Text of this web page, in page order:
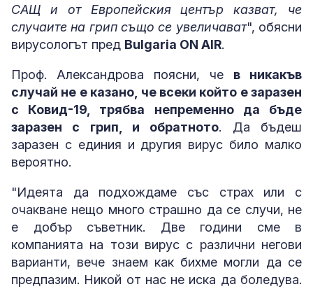
САЩ и от Европейския център казват, че
случаите на грип също се увеличават", обясни
вирусологът пред Bulgaria ON AIR.
Проф. Александрова поясни, че в никакъв
случай не е казано, че всеки който е заразен
с Ковид-19, трябва непременно да бъде
заразен с грип, и обратното. Да бъдеш
заразен с единия и другия вирус било малко
вероятно.
"Идеята да подхождаме със страх или с
очакване нещо много страшно да се случи, не
е добър съветник. Две години сме в
компанията на този вирус с различни негови
варианти, вече знаем как бихме могли да се
предпазим. Никой от нас не иска да боледува.